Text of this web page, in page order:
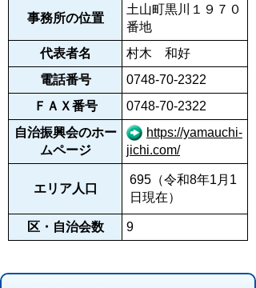
事務所の位置
土山町黒川１９７０
番地
代表者名
村木 和好
電話番号
0748-70-2322
ＦＡＸ番号
0748-70-2322
自治振興会のホー
ムページ
https://yamauchi-
jichi.com/
エリア人口
695（令和8年1月1
日現在）
区・自治会数 9